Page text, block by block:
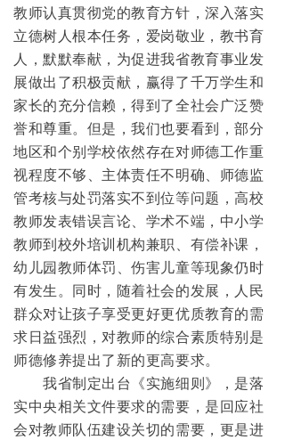
教师认真贯彻党的教育方针，深入落实
立德树人根本任务，爱岗敬业，教书育
人，默默奉献，为促进我省教育事业发
展做出了积极贡献，赢得了千万学生和
家长的充分信赖，得到了全社会广泛赞
誉和尊重。但是，我们也要看到，部分
地区和个别学校依然存在对师德工作重
视程度不够、主体责任不明确、师德监
管考核与处罚落实不到位等问题，高校
教师发表错误言论、学术不端，中小学
教师到校外培训机构兼职、有偿补课，
幼儿园教师体罚、伤害儿童等现象仍时
有发生。同时，随着社会的发展，人民
群众对让孩子享受更好更优质教育的需
求日益强烈，对教师的综合素质特别是
师德修养提出了新的更高要求。
我省制定出台《实施细则》，是落
实中央相关文件要求的需要，是回应社
会对教师队伍建设关切的需要，更是进